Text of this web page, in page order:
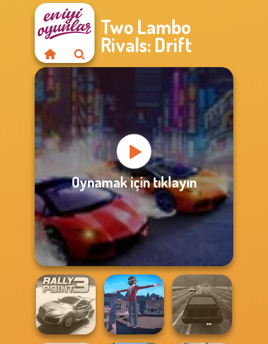
Two Lambo
Rivals: Drift
Oynamak için tıklayın